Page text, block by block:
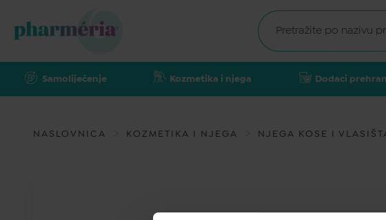
Samoliječenje Kozmetika i njega Dodaci
NASLOVNICA KOZMETIKA I NJEGA NJEGA KOSE I